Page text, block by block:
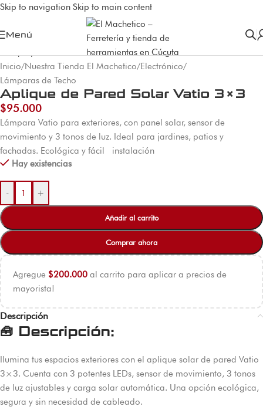
Skip to navigation Skip to main content
Menú
Inicio/Nuestra Tienda El Machetico/Electrónico/
Lámparas de Techo
Aplique de Pared Solar Vatio 3×3
$95.000
Lámpara Vatio para exteriores, con panel solar, sensor de
movimiento y 3 tonos de luz. Ideal para jardines, patios y
fachadas. Ecológica y fácil instalación
Hay existencias
- +
Añadir al carrito
Comprar ahora
Agregue $200.000 al carrito para aplicar a precios de
mayorista!
Descripción
🧰 Descripción:
Ilumina tus espacios exteriores con el aplique solar de pared Vatio
3×3. Cuenta con 3 potentes LEDs, sensor de movimiento, 3 tonos
de luz ajustables y carga solar automática. Una opción ecológica,
segura y sin necesidad de cableado.